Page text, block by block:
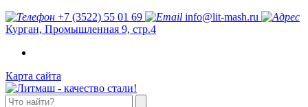
+7 (3522) 55 01 69
info@lit-mash.ru
Курган, Промышленная 9, стр.4
Карта сайта